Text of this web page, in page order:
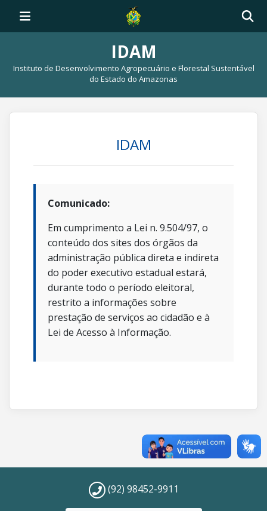
IDAM
Instituto de Desenvolvimento Agropecuário e Florestal Sustentável
do Estado do Amazonas
IDAM
Comunicado:
Em cumprimento a Lei n. 9.504/97, o
conteúdo dos sites dos órgãos da
administração pública direta e indireta
do poder executivo estadual estará,
durante todo o período eleitoral,
restrito a informações sobre
prestação de serviços ao cidadão e à
Lei de Acesso à Informação.
(92) 98452-9911